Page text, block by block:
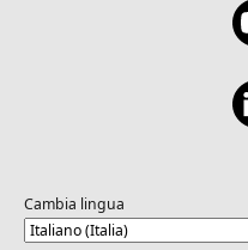
Cambia lingua